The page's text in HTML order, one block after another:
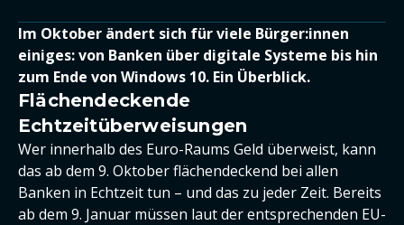
Im Oktober ändert sich für viele Bürger:innen
einiges: von Banken über digitale Systeme bis hin
zum Ende von Windows 10. Ein Überblick.
Flächendeckende
Echtzeitüberweisungen
Wer innerhalb des Euro-Raums Geld überweist, kann
das ab dem 9. Oktober flächendeckend bei allen
Banken in Echtzeit tun – und das zu jeder Zeit. Bereits
ab dem 9. Januar müssen laut der entsprechenden EU-